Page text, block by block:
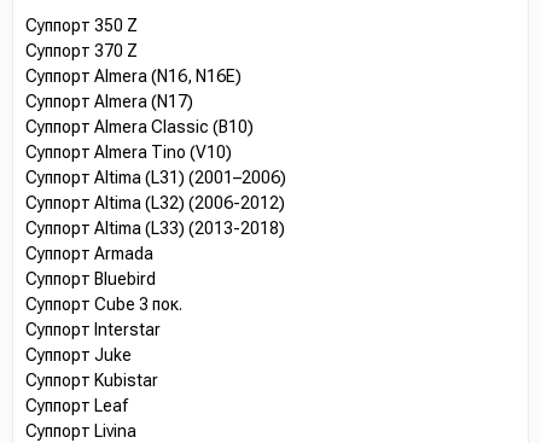
Суппорт 350 Z
Суппорт 370 Z
Суппорт Almera (N16, N16E)
Суппорт Almera (N17)
Суппорт Almera Classic (B10)
Суппорт Almera Tino (V10)
Суппорт Altima (L31) (2001–2006)
Суппорт Altima (L32) (2006-2012)
Суппорт Altima (L33) (2013-2018)
Суппорт Armada
Суппорт Bluebird
Суппорт Cube 3 пок.
Суппорт Interstar
Суппорт Juke
Суппорт Kubistar
Суппорт Leaf
Суппорт Livina